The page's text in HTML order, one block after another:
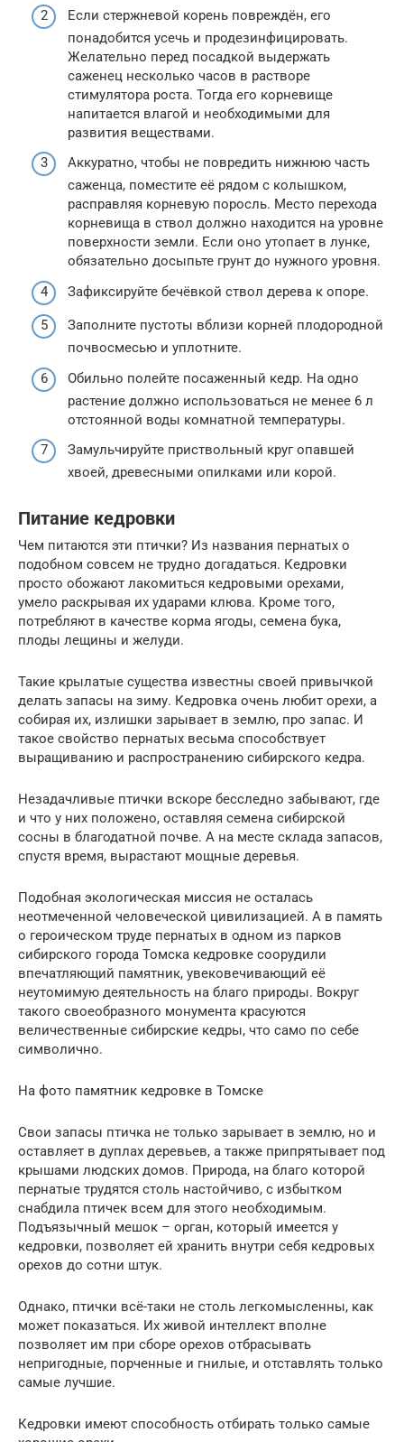
Если стержневой корень повреждён, его
понадобится усечь и продезинфицировать.
Желательно перед посадкой выдержать
саженец несколько часов в растворе
стимулятора роста. Тогда его корневище
напитается влагой и необходимыми для
развития веществами.
Аккуратно, чтобы не повредить нижнюю часть
саженца, поместите её рядом с колышком,
расправляя корневую поросль. Место перехода
корневища в ствол должно находится на уровне
поверхности земли. Если оно утопает в лунке,
обязательно досыпьте грунт до нужного уровня.
Зафиксируйте бечёвкой ствол дерева к опоре.
Заполните пустоты вблизи корней плодородной
почвосмесью и уплотните.
Обильно полейте посаженный кедр. На одно
растение должно использоваться не менее 6 л
отстоянной воды комнатной температуры.
Замульчируйте приствольный круг опавшей
хвоей, древесными опилками или корой.
Питание кедровки
Чем питаются эти птички? Из названия пернатых о
подобном совсем не трудно догадаться. Кедровки
просто обожают лакомиться кедровыми орехами,
умело раскрывая их ударами клюва. Кроме того,
потребляют в качестве корма ягоды, семена бука,
плоды лещины и желуди.
Такие крылатые существа известны своей привычкой
делать запасы на зиму. Кедровка очень любит орехи, а
собирая их, излишки зарывает в землю, про запас. И
такое свойство пернатых весьма способствует
выращиванию и распространению сибирского кедра.
Незадачливые птички вскоре бесследно забывают, где
и что у них положено, оставляя семена сибирской
сосны в благодатной почве. А на месте склада запасов,
спустя время, вырастают мощные деревья.
Подобная экологическая миссия не осталась
неотмеченной человеческой цивилизацией. А в память
о героическом труде пернатых в одном из парков
сибирского города Томска кедровке соорудили
впечатляющий памятник, увековечивающий её
неутомимую деятельность на благо природы. Вокруг
такого своеобразного монумента красуются
величественные сибирские кедры, что само по себе
символично.
На фото памятник кедровке в Томске
Свои запасы птичка не только зарывает в землю, но и
оставляет в дуплах деревьев, а также припрятывает под
крышами людских домов. Природа, на благо которой
пернатые трудятся столь настойчиво, с избытком
снабдила птичек всем для этого необходимым.
Подъязычный мешок – орган, который имеется у
кедровки, позволяет ей хранить внутри себя кедровых
орехов до сотни штук.
Однако, птички всё-таки не столь легкомысленны, как
может показаться. Их живой интеллект вполне
позволяет им при сборе орехов отбрасывать
непригодные, порченные и гнилые, и отставлять только
самые лучшие.
Кедровки имеют способность отбирать только самые